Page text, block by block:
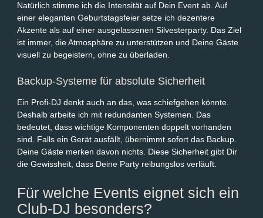
Natürlich stimme ich die Intensität auf Dein Event ab. Auf
einer eleganten Geburtstagsfeier setze ich dezentere
Akzente als auf einer ausgelassenen Silvesterparty. Das Ziel
ist immer, die Atmosphäre zu unterstützen und Deine Gäste
visuell zu begeistern, ohne zu überladen.
Backup-Systeme für absolute Sicherheit
Ein Profi-DJ denkt auch an das, was schiefgehen könnte.
Deshalb arbeite ich mit redundanten Systemen. Das
bedeutet, dass wichtige Komponenten doppelt vorhanden
sind. Falls ein Gerät ausfällt, übernimmt sofort das Backup.
Deine Gäste merken davon nichts. Diese Sicherheit gibt Dir
die Gewissheit, dass Deine Party reibungslos verläuft.
Für welche Events eignet sich ein
Club-DJ besonders?